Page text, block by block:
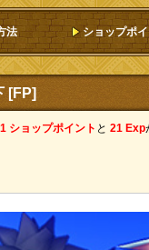
法 ショップポ
[FP]
ショップポイント と 21 Exp